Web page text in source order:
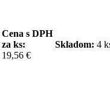
Cena s DPH
za ks:
19,56 €
Skladom: 4